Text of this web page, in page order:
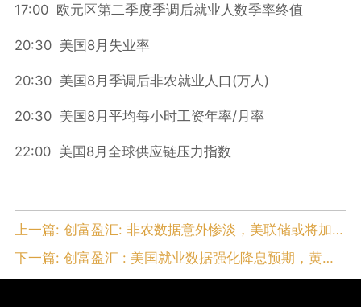
17:00 欧元区第二季度季调后就业人数季率终值
20:30 美国 8月失业率
20:30 美国 8月季调后非农就业人口 (万人 )
20:30 美国 8月平均每小时工资年率/月率
22:00 美国 8月全球供应链压力指数
上一篇: 创富盈汇: 非农数据意外惨淡，美联储或将加快降息节奏，黄金试探3600美元
下一篇: 创富盈汇 : 美国就业数据强化降息预期，黄金继续走高站上3550